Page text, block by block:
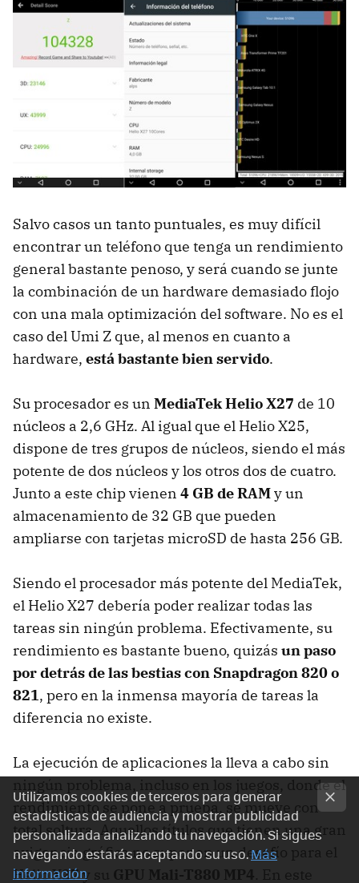
Salvo casos un tanto puntuales, es muy difícil
encontrar un teléfono que tenga un rendimiento
general bastante penoso, y será cuando se junte
la combinación de un hardware demasiado flojo
con una mala optimización del software. No es el
caso del Umi Z que, al menos en cuanto a
hardware, está bastante bien servido.
Su procesador es un MediaTek Helio X27 de 10
núcleos a 2,6 GHz. Al igual que el Helio X25,
dispone de tres grupos de núcleos, siendo el más
potente de dos núcleos y los otros dos de cuatro.
Junto a este chip vienen 4 GB de RAMy un
almacenamiento de 32 GB que pueden
ampliarse con tarjetas microSD de hasta 256 GB.
Siendo el procesador más potente del MediaTek,
el Helio X27 debería poder realizar todas las
tareas sin ningún problema. Efectivamente, su
rendimiento es bastante bueno, quizás un paso
por detrás de las bestias con Snapdragon 820 o
821, pero en la inmensa mayoría de tareas la
diferencia no existe.
La ejecución de aplicaciones la lleva a cabo sin
ningún problema, incluso en los juegos, donde el
rendimiento se pone a prueba, se mueve con
total soltura. Aquellos títulos que tienen una gran
exigencia gráfica no suponen un desafío para el
Helio X27 y su GPU Mali-T880 MP4. En este
Utilizamos cookies de terceros para generar
estadísticas de audiencia y mostrar publicidad
personalizada analizando tu navegación. Si sigues
navegando estarás aceptando su uso.Más
información